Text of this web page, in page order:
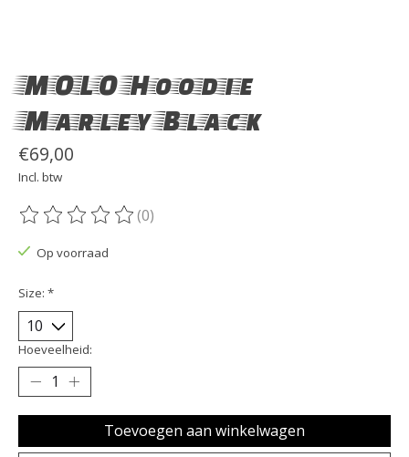
MOLO Hoodie
Marley Black
€69,00
Incl. btw
De beoordeling van dit product is
(0)
Op voorraad
Size: *
Hoeveelheid:
Toevoegen aan winkelwagen